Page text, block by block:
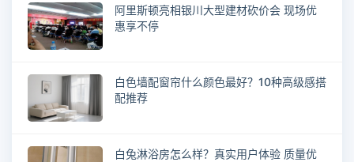
阿里斯顿亮相银川大型建材砍价会 现场优
惠享不停
白色墙配窗帘什么颜色最好？10种高级感搭
配推荐
白兔淋浴房怎么样？真实用户体验 质量优